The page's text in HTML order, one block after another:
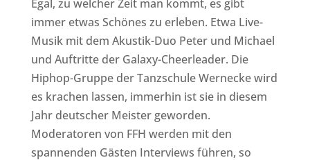
Egal, zu welcher Zeit man kommt, es gibt
immer etwas Schönes zu erleben. Etwa Live-
Musik mit dem Akustik-Duo Peter und Michael
und Auftritte der Galaxy-Cheerleader. Die
Hiphop-Gruppe der Tanzschule Wernecke wird
es krachen lassen, immerhin ist sie in diesem
Jahr deutscher Meister geworden.
Moderatoren von FFH werden mit den
spannenden Gästen Interviews führen, so